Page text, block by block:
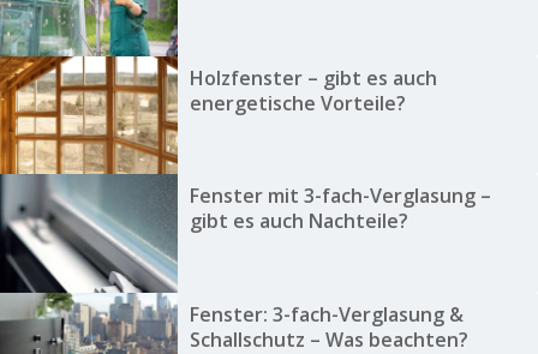
Holzfenster – gibt es auch
energetische Vorteile?
Fenster mit 3-fach-Verglasung –
gibt es auch Nachteile?
Fenster: 3-fach-Verglasung &
Schallschutz – Was beachten?